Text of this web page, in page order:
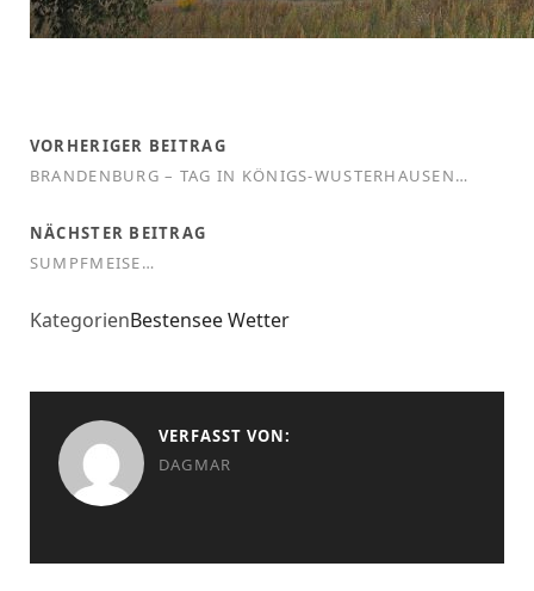
VORHERIGER BEITRAG
BRANDENBURG – TAG IN KÖNIGS-WUSTERHAUSEN…
NÄCHSTER BEITRAG
SUMPFMEISE…
KategorienBestenseeWetter
VERFASST VON:
DAGMAR